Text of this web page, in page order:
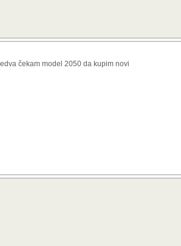
čekam model 2050 da kupim novi